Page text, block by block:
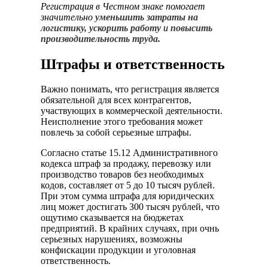
Регистрация в Честном знаке помогает
значительно уменьшить затраты на
логистику, ускорить работу и повысить
производительность труда.
Штрафы и ответственность
Важно понимать, что регистрация является
обязательной для всех контрагентов,
участвующих в коммерческой деятельности.
Неисполнение этого требования может
повлечь за собой серьезные штрафы.
Согласно статье 15.12 Административного
кодекса штраф за продажу, перевозку или
производство товаров без необходимых
кодов, составляет от 5 до 10 тысяч рублей.
При этом сумма штрафа для юридических
лиц может достигать 300 тысяч рублей, что
ощутимо сказывается на бюджетах
предприятий. В крайних случаях, при очнь
серьезных нарушениях, возможны
конфискации продукции и уголовная
ответственность.